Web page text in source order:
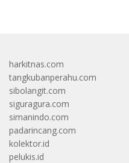
harkitnas.com
tangkubanperahu.com
sibolangit.com
siguragura.com
simanindo.com
padarincang.com
kolektor.id
pelukis.id